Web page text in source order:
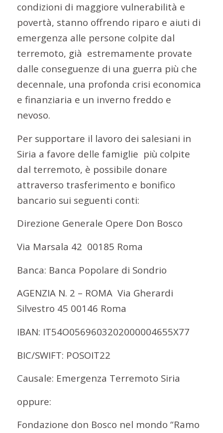
condizioni di maggiore vulnerabilità e
povertà, stanno offrendo riparo e aiuti di
emergenza alle persone colpite dal
terremoto, già estremamente provate
dalle conseguenze di una guerra più che
decennale, una profonda crisi economica
e finanziaria e un inverno freddo e
nevoso.
Per supportare il lavoro dei salesiani in
Siria a favore delle famiglie più colpite
dal terremoto, è possibile donare
attraverso trasferimento e bonifico
bancario sui seguenti conti:
Direzione Generale Opere Don Bosco
Via Marsala 42 00185 Roma
Banca: Banca Popolare di Sondrio
AGENZIA N. 2 – ROMA Via Gherardi
Silvestro 45 00146 Roma
IBAN: IT54O0569603202000004655X77
BIC/SWIFT: POSOIT22
Causale: Emergenza Terremoto Siria
oppure:
Fondazione don Bosco nel mondo “Ramo